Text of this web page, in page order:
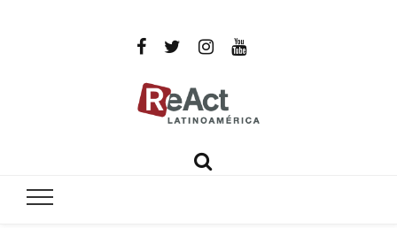
Por un mundo libre de infecciones intratables